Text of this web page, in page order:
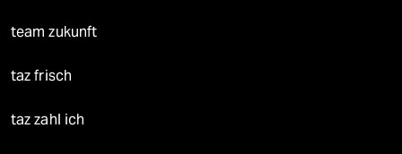
team zukunft
taz frisch
taz zahl ich